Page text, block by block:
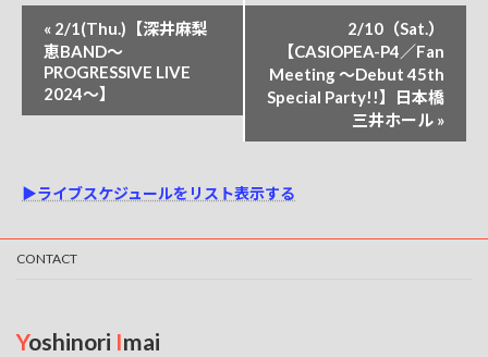
ト
ゲ
ー
シ
ン
« 2/1(Thu.)【深井麻梨
恵BAND～
PROGRESSIVE LIVE
2024～】
2/10（Sat.）
【CASIOPEA-P4／Fan
Meeting 〜Debut 45th
Special Party!!】日本橋
三井ホール »
▶ライブスケジュールをリスト表示する
CONTACT
Yoshinori Imai